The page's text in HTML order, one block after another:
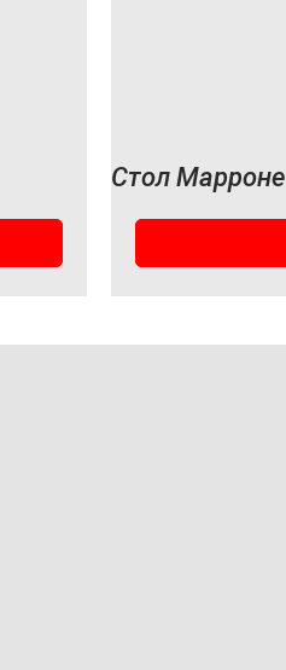
Стол Марроне